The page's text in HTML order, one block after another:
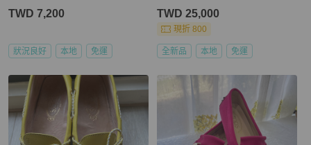
TWD 7,200
狀況良好 本地 免運
TWD 25,000
現折 800
全新品 本地 免運